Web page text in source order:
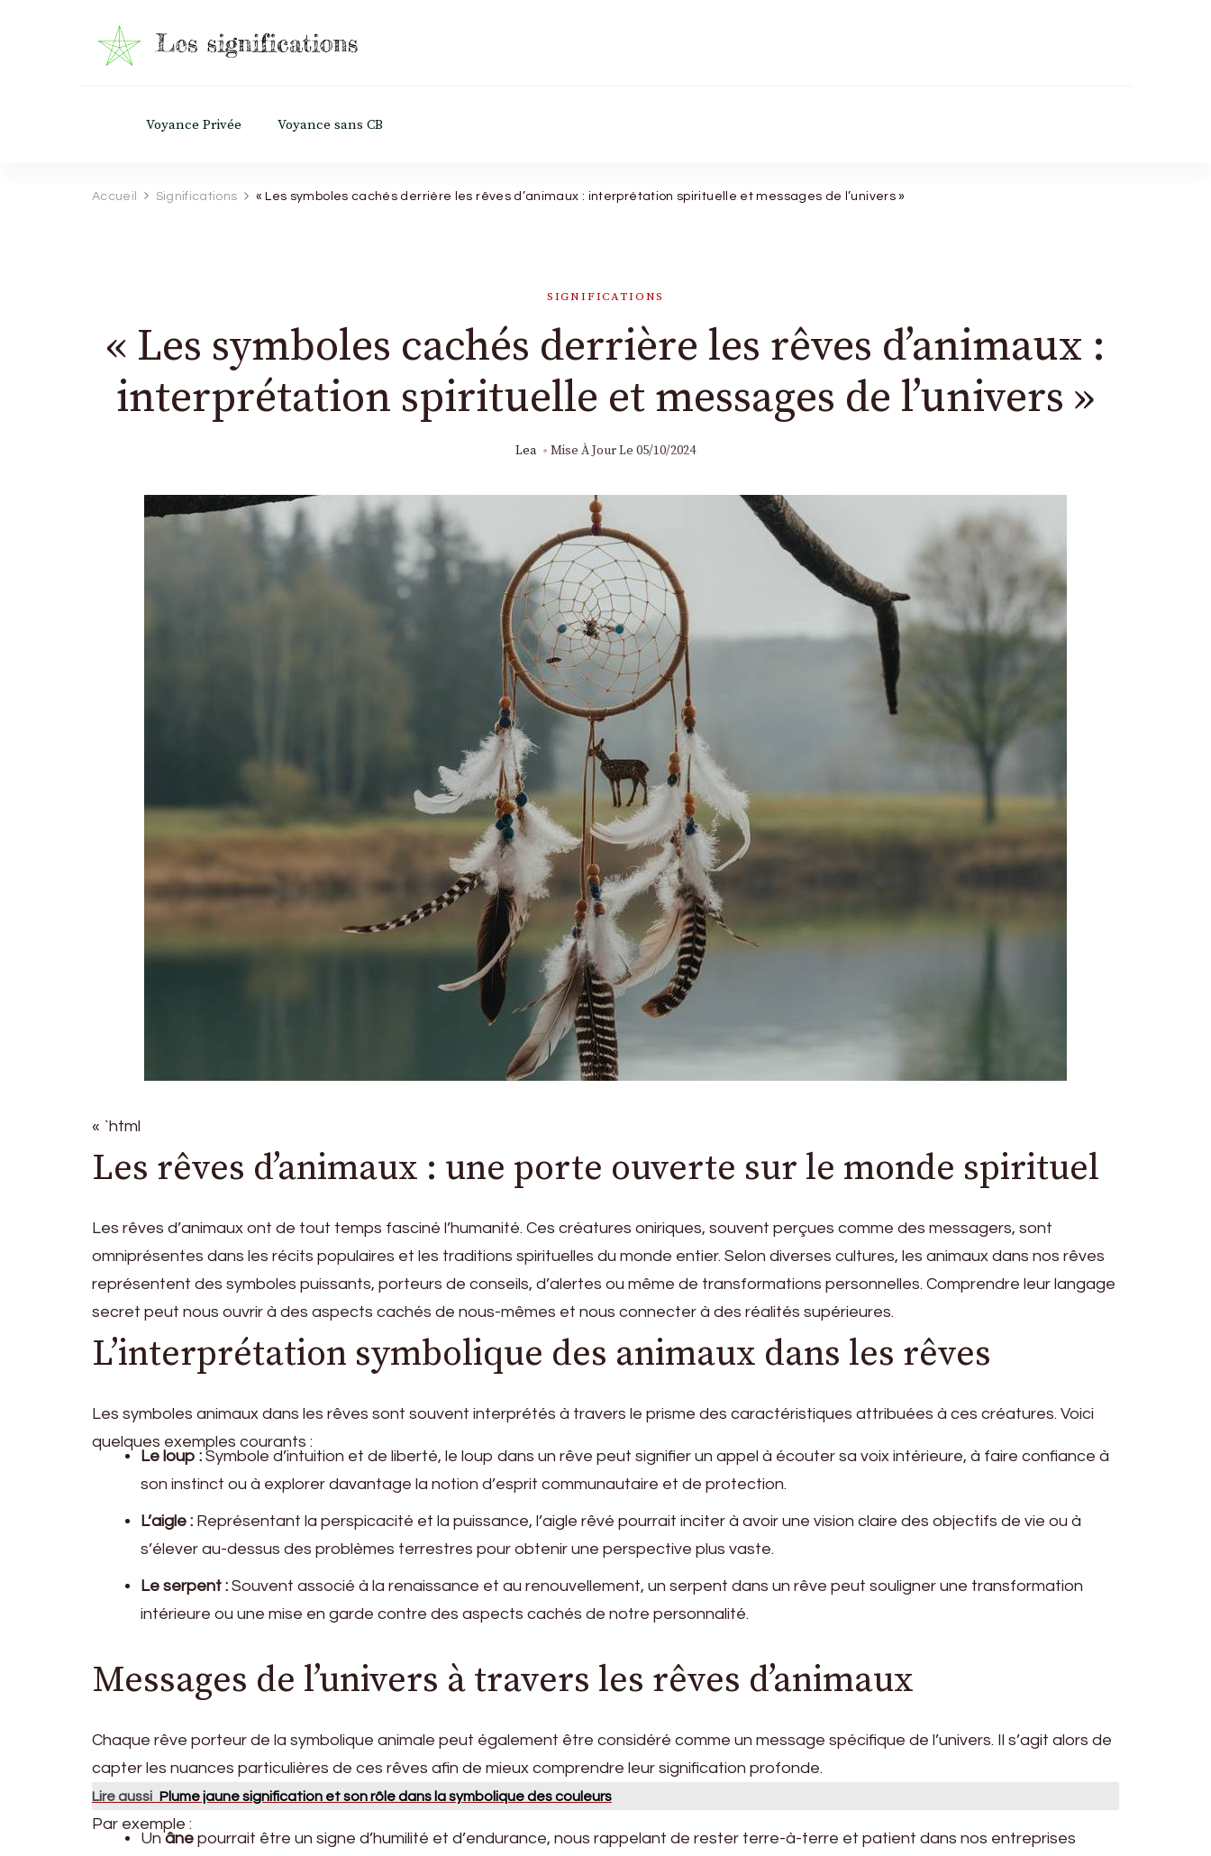
Voyance Privée Voyance sans CB
Accueil Significations « Les symboles cachés derrière les rêves d’animaux : interprétation spirituelle et messages de l’univers »
SIGNIFICATIONS
« Les symboles cachés derrière les rêves d’animaux :
interprétation spirituelle et messages de l’univers »
Lea Mise À Jour Le 05/10/2024
« `html
Les rêves d’animaux : une porte ouverte sur le monde spirituel
Les rêves d’animaux ont de tout temps fasciné l’humanité. Ces créatures oniriques, souvent perçues comme des messagers, sont
omniprésentes dans les récits populaires et les traditions spirituelles du monde entier. Selon diverses cultures, les animaux dans nos rêves
représentent des symboles puissants, porteurs de conseils, d’alertes ou même de transformations personnelles. Comprendre leur langage
secret peut nous ouvrir à des aspects cachés de nous-mêmes et nous connecter à des réalités supérieures.
L’interprétation symbolique des animaux dans les rêves
Les symboles animaux dans les rêves sont souvent interprétés à travers le prisme des caractéristiques attribuées à ces créatures. Voici
quelques exemples courants :
Le loup : Symbole d’intuition et de liberté, le loup dans un rêve peut signifier un appel à écouter sa voix intérieure, à faire confiance à
son instinct ou à explorer davantage la notion d’esprit communautaire et de protection.
L’aigle : Représentant la perspicacité et la puissance, l’aigle rêvé pourrait inciter à avoir une vision claire des objectifs de vie ou à
s’élever au-dessus des problèmes terrestres pour obtenir une perspective plus vaste.
Le serpent : Souvent associé à la renaissance et au renouvellement, un serpent dans un rêve peut souligner une transformation
intérieure ou une mise en garde contre des aspects cachés de notre personnalité.
Messages de l’univers à travers les rêves d’animaux
Chaque rêve porteur de la symbolique animale peut également être considéré comme un message spécifique de l’univers. Il s’agit alors de
capter les nuances particulières de ces rêves afin de mieux comprendre leur signification profonde.
Lire aussi Plume jaune signification et son rôle dans la symbolique des couleurs
Par exemple :
Unâne pourrait être un signe d’humilité et d’endurance, nous rappelant de rester terre-à-terre et patient dans nos entreprises